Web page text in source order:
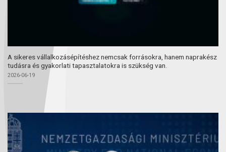
A sikeres vállalkozásépítéshez nemcsak forrásokra, hanem naprakész
tudásra és gyakorlati tapasztalatokra is szükség van.
2026-06-19